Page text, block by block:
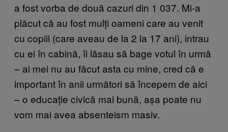
a fost vorba de două cazuri din 1 037. Mi-a
plăcut că au fost mulți oameni care au venit
cu copiii (care aveau de la 2 la 17 ani), intrau
cu ei în cabină, îi lăsau să bage votul în urmă
– ai mei nu au făcut asta cu mine, cred că e
important în anii următori să începem de aici
– o educație civică mai bună, așa poate nu
vom mai avea absenteism masiv.